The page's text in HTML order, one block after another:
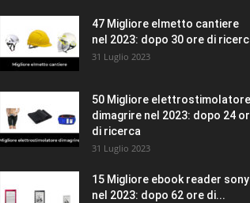
47 Migliore elmetto cantiere
nel 2023: dopo 30 ore di
31 Luglio 2023
50 Migliore elettrostimolatore
dimagrire nel 2023: dopo 24
di ricerca
31 Luglio 2023
15 Migliore ebook reader sony
nel 2023: dopo 62 ore di...